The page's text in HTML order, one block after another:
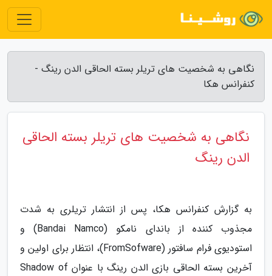
نگاهی به شخصیت های تریلر بسته الحاقی الدن رینگ -
کنفرانس هکا
نگاهی به شخصیت های تریلر بسته الحاقی
الدن رینگ
به گزارش کنفرانس هکا، پس از انتشار تریلری به شدت
مجذوب کننده از باندای نامکو (Bandai Namco) و
استودیوی فرام سافتور (FromSofware)، انتظار برای اولین و
آخرین بسته الحاقی بازی الدن رینگ با عنوان Shadow of